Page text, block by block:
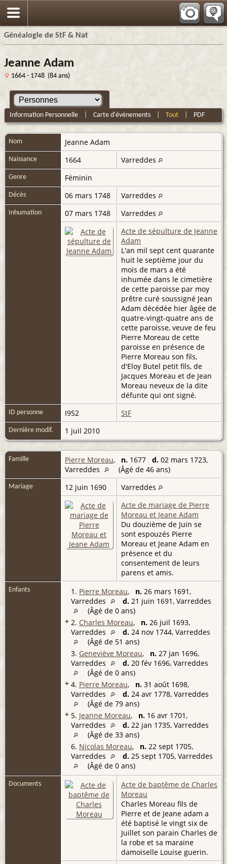
Généalogie de StF & Nat
Jeanne Adam
1664 - 1748 (84 ans)
Information Personnelle| Carte d'événements| Tout| PDF
Nom Jeanne Adam
Naissance 1664 Varreddes
Genre Féminin
Décès 06 mars 1748 Varreddes
Inhumation 07 mars 1748
Varreddes
Acte de sépulture de Jeanne
Adam
L'an mil sept cent quarante
huit le septième jour du
mois de mars a été
inhumée dans le cimetière
de cette paroisse par moy
prêtre curé soussigné Jean
Adam décédée hier âgée de
quatre-vingt-quatre ans de
cette paroisse, veuve de feu
Pierre Moreau de cette
paroisse en présence de
Pierre Moreau son fils,
d'Eloy Butel petit fils, de
Jacques Moreau et de Jean
Moreau neveux de la dite
défunte qui ont signé.
ID personne I952 StF
Dernière modif. 1 juil 2010
Famille Pierre Moreau, n. 1677 d. 02 mars 1723,
Varreddes
(Âgé de 46 ans)
Mariage 12 juin 1690
Varreddes
Acte de mariage de Pierre
Moreau et Jeane Adam
Du douzième de Juin se
sont espouzés Pierre
Moreau et Jeane Adam en
présence et du
consentement de leurs
parens et amis.
Enfants 1. Pierre Moreau, n. 26 mars 1691,
Varreddes
d. 21 juin 1691, Varreddes
(Âgé de 0 ans)
+ 2. Charles Moreau, n. 26 juil 1693,
Varreddes
d. 24 nov 1744, Varreddes
(Âgé de 51 ans)
3. Geneviève Moreau, n. 27 jan 1696,
Varreddes
d. 20 fév 1696, Varreddes
(Âgé de 0 ans)
+ 4. Pierre Moreau, n. 31 août 1698,
Varreddes
d. 24 avr 1778, Varreddes
(Âgé de 79 ans)
+ 5. Jeanne Moreau, n. 16 avr 1701,
Varreddes
d. 22 jan 1735, Varreddes
(Âgé de 33 ans)
6. Nicolas Moreau, n. 22 sept 1705,
Varreddes
d. 25 sept 1705, Varreddes
(Âgé de 0 ans)
Documents
Acte de baptême de Charles
Moreau
Charles Moreau fils de
Pierre et de Jeane adam a
été baptisé le vingt six de
Juillet son parain Charles de
la robe et sa maraine
damoiselle Louise guerin.